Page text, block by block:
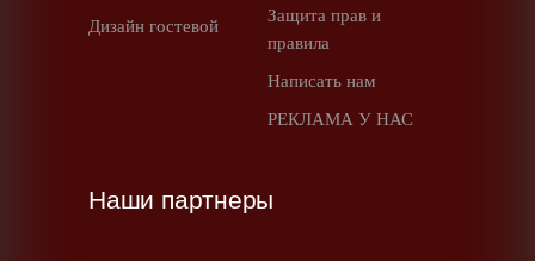
Дизайн гостевой
Защита прав и
правила
Написать нам
РЕКЛАМА У НАС
Наши партнеры